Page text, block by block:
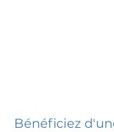
Bénéficiez